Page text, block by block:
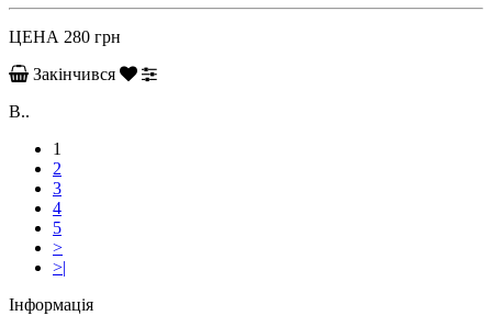
ЦЕНА 280 грн
Закінчився
B..
1
2
3
4
5
>
>|
Інформація